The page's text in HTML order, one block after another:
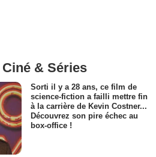
& Séries
Sorti il y a 28 ans, ce film de
science-fiction a failli mettre fin
à la carrière de Kevin Costner...
Découvrez son pire échec au
box-office !